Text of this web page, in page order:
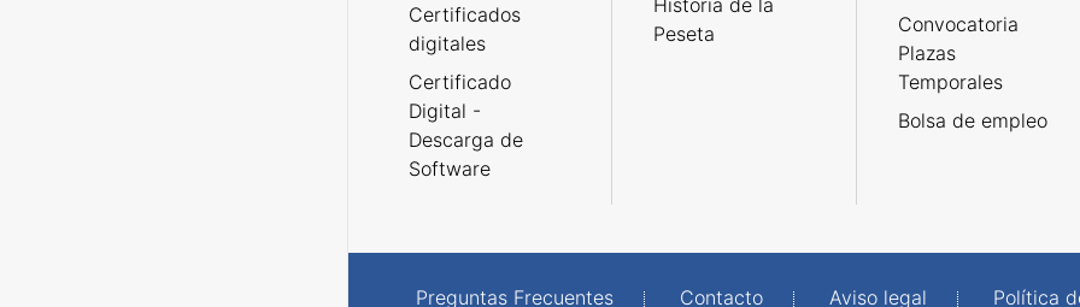
Certificados
digitales
Certificado
Digital -
Descarga de
Software
Historia de la
Peseta
Convocatoria
Plazas
Temporales
Bolsa de empleo
Preguntas Frecuentes Contacto Aviso legal Política